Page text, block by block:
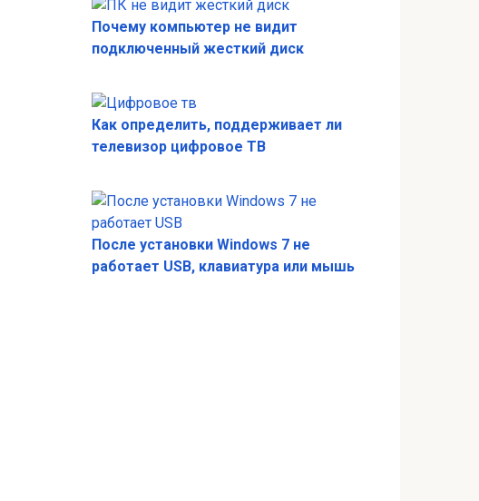
Почему компьютер не видит
подключенный жесткий диск
Как определить, поддерживает ли
телевизор цифровое ТВ
После установки Windows 7 не
работает USB, клавиатура или мышь